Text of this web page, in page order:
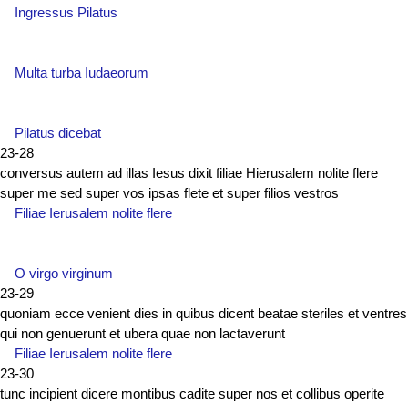
Ingressus Pilatus
Multa turba Iudaeorum
Pilatus dicebat
23-28
conversus autem ad illas Iesus dixit filiae Hierusalem nolite flere
super me sed super vos ipsas flete et super filios vestros
Filiae Ierusalem nolite flere
O virgo virginum
23-29
quoniam ecce venient dies in quibus dicent beatae steriles et ventres
qui non genuerunt et ubera quae non lactaverunt
Filiae Ierusalem nolite flere
23-30
tunc incipient dicere montibus cadite super nos et collibus operite